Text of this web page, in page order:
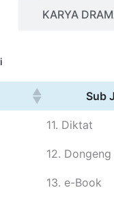
KARYA
Sub
11. Diktat
12. Dongeng
13. e-Book